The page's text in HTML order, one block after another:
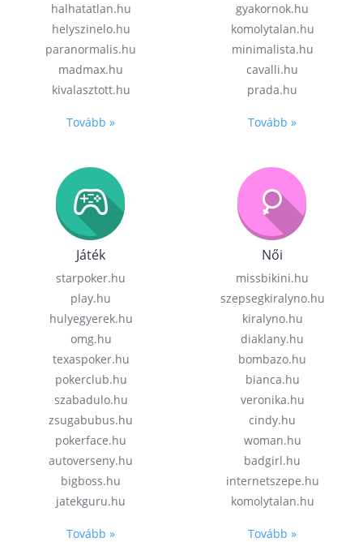
halhatatlan.hu
helyszinelo.hu
paranormalis.hu
madmax.hu
kivalasztott.hu
Tovább »
gyakornok.hu
komolytalan.hu
minimalista.hu
cavalli.hu
prada.hu
Tovább »
Játék
starpoker.hu
play.hu
hulyegyerek.hu
omg.hu
texaspoker.hu
pokerclub.hu
szabadulo.hu
zsugabubus.hu
pokerface.hu
autoverseny.hu
bigboss.hu
jatekguru.hu
Tovább »
Női
missbikini.hu
szepsegkiralyno.hu
kiralyno.hu
diaklany.hu
bombazo.hu
bianca.hu
veronika.hu
cindy.hu
woman.hu
badgirl.hu
internetszepe.hu
komolytalan.hu
Tovább »